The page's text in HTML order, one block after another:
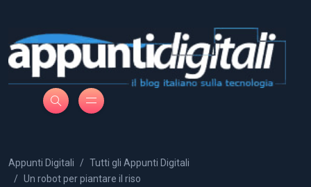
Appunti Digitali
Tutti gli Appunti Digitali
Un robot per piantare il riso